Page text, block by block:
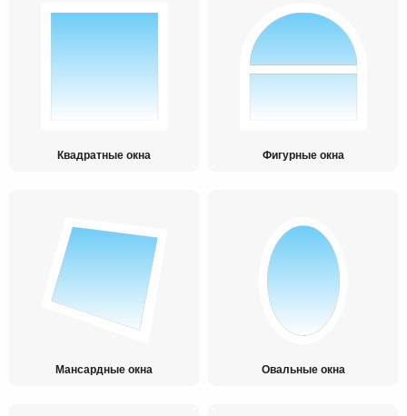
Квадратные окна Фигурные окна
Мансардные окна Овальные окна